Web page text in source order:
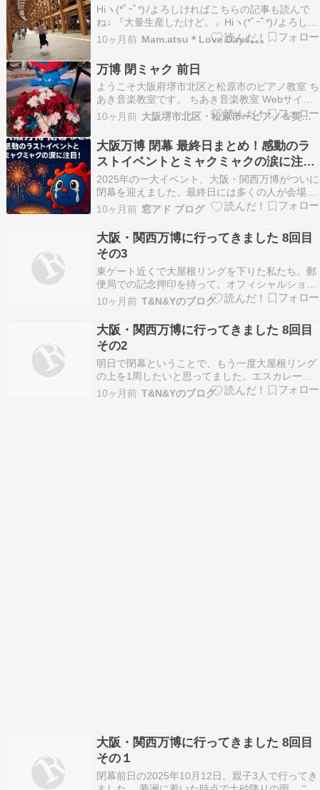
Hiヽ⁠(⁠*ﾟ⁠ｰﾟ⁠*⁠)⁠ﾉよろしければこちらの記事も読んで
ね↓ 『大量生産したけど。』Hiヽ⁠(⁠*ﾟ⁠ｰﾟ⁠*⁠)⁠ﾉよろしけ
ればこちらの記事も読んでね↓ 『初体験もあって
億劫だったけど無事終了。』Good
Eveningヽ⁠(⁠*ﾟ⁠ｰﾟ⁠…ameblo.jp 『初…
10ヶ月前 Mam.atsu＊Love Days｡｡｡
万博 閉ミャク 前日
ようこそ大阪府堺市北区と松原市のピアノ教室 ち
あき音楽教室です。 ちあき音楽教室 Webサイト
はこちら 万博、閉幕しましたね。最終日の前日
12日に取れていた予約でもう一回滑り込めまし
た。 入場のゲートに到着したら、凄い雨でもう、
帰りたくなりました。ベルギー館に並んで、1時
間強で…
10ヶ月前 大阪堺市北区・松原市〜ピアノ＆英語リトミック〜
大阪万博 閉幕 最終日まとめ！感動のラ
ストイベントとミャクミャクの涙に注
目！
2025年の一大イベント、大阪・関西万博がついに
閉幕を迎えました。最終日には多くの人が会場に
足を運び、感動と熱狂に包まれながらその幕引き
を見届けました。 「ありがとうと旅立ちの祭典」
では涙を誘う演出の数々が展開され、ドローンシ
ョーやミャクミャクの別れのシーンには、SNSで
も「泣い…
10ヶ月前 窓アド ブログ
大阪・関西万博に行ってきました 8回目
その3
東ゲート近くで大屋根リングを下りた私たち。郵
便局での記念押印を待って、オフィシャルショッ
プへ。並んだのは「丸善・ジュンク堂」の方。実
はラスト7日間はセールをやっているとのことだ
ったのです。30分近く待って入店。5,000円以上
の買い物でオリジナルシールが貰えるとのことで
したが、…
10ヶ月前 T&N&Yのブログ
大阪・関西万博に行ってきました 8回目
その2
明日で閉幕ということで、もう一度大屋根リング
の上を1周したいと思ってました。エスカレータ
で上がっていきます。上も下も凄い人。対面の大
阪市方面。多くの人がいることが肉眼で解りま
10ヶ月前 T&N&Yのブログ
大阪・関西万博に行ってきました 8回目
その１
閉幕前日の2025年10月12日。親子3人で行ってき